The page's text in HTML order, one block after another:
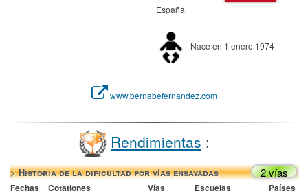
España
Nace en 1 enero 1974
www.bernabefernandez.com
Rendimientas :
> Historia de la dificultad por vías ensayadas 2 vías
Fechas Cotationes Vías Escuelas Países